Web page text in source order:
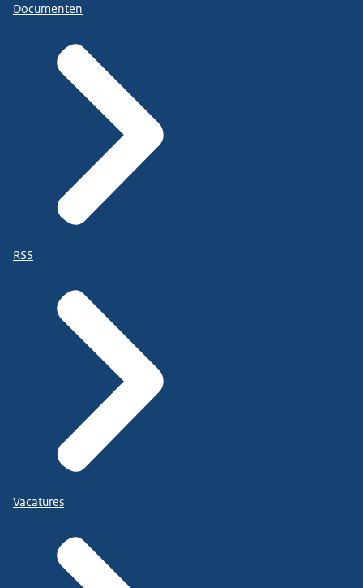
Documenten
RSS
Vacatures